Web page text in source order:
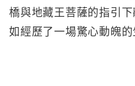
橋與地藏王菩薩的指引
如經歷了一場驚心動魄的